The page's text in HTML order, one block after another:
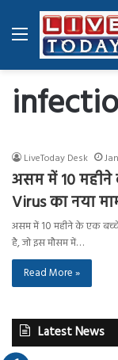
Menu
LiveToday Desk
असम में 10 महीने
Virus का नया
असम में 10 महीने के एक बच्चे
है, जो इस मौसम में…
Read More »
Latest News